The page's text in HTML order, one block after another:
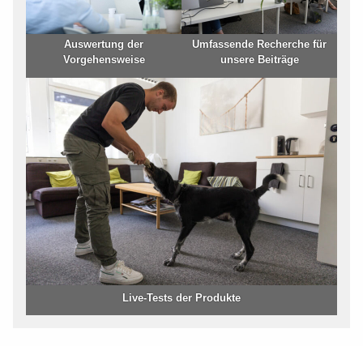
Auswertung der
Vorgehensweise
Umfassende Recherche für
unsere Beiträge
Live-Tests der Produkte